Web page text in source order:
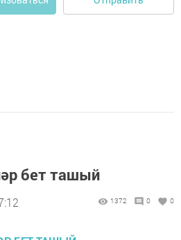
бет ташый
1372 0 0